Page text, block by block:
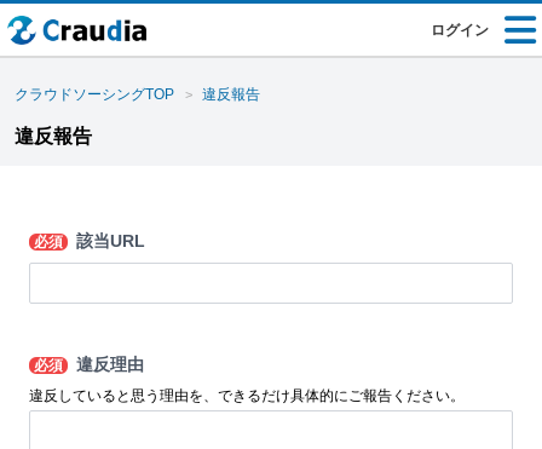
ログイン
クラウドソーシングTOP 違反報告
違反報告
必須 該当URL
必須 違反理由
違反していると思う理由を、できるだけ具体的にご報告ください。